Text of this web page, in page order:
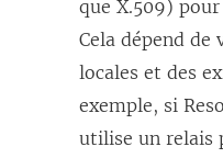
que X.509)
Cela dépend de
locales et des
exemple, si
utilise un relais